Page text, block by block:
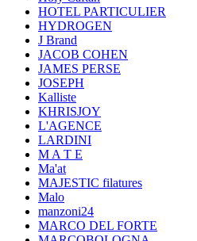
HOTEL PARTICULIER
HYDROGEN
J Brand
JACOB COHEN
JAMES PERSE
JOSEPH
Kalliste
KHRISJOY
L'AGENCE
LARDINI
M A T E
Ma'at
MAJESTIC filatures
Malo
manzoni24
MARCO DEL FORTE